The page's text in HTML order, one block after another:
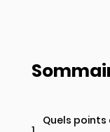
Quels